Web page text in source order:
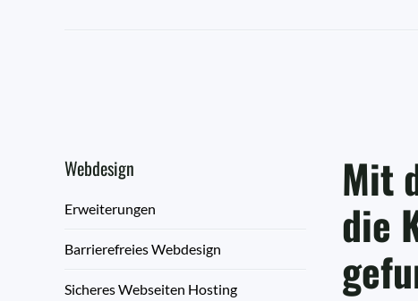
Mit
die
Webdesign
Erweiterungen
Barrierefreies Webdesign
Sicheres Webseiten Hosting